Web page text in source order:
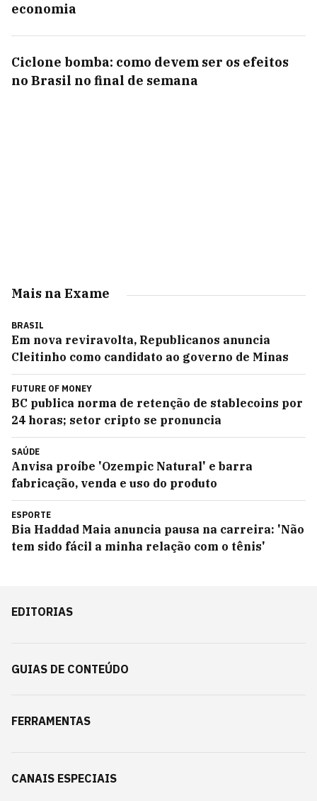
economia
Ciclone bomba: como devem ser os efeitos
no Brasil no final de semana
Mais na Exame
BRASIL
Em nova reviravolta, Republicanos anuncia
Cleitinho como candidato ao governo de Minas
FUTURE OF MONEY
BC publica norma de retenção de stablecoins por
24 horas; setor cripto se pronuncia
SAÚDE
Anvisa proíbe 'Ozempic Natural' e barra
fabricação, venda e uso do produto
ESPORTE
Bia Haddad Maia anuncia pausa na carreira: 'Não
tem sido fácil a minha relação com o tênis'
EDITORIAS
GUIAS DE CONTEÚDO
FERRAMENTAS
CANAIS ESPECIAIS